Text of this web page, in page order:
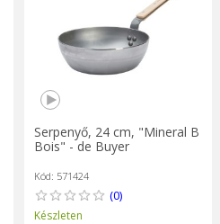
Serpenyő, 24 cm, "Mineral B
Bois" - de Buyer
Kód: 571424
(0)
Készleten